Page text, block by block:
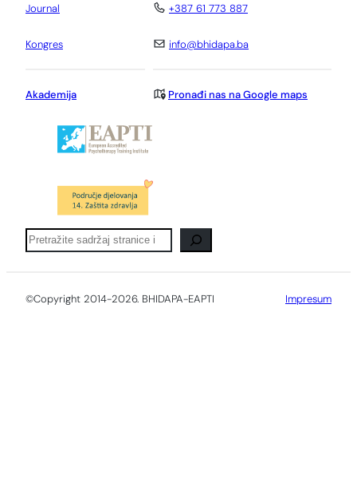
Journal
Kongres
Akademija
+387 61 773 887
info@bhidapa.ba
Pronađi nas na Google maps
Pretraga
©Copyright 2014-2026. BHIDAPA-EAPTI Impresum